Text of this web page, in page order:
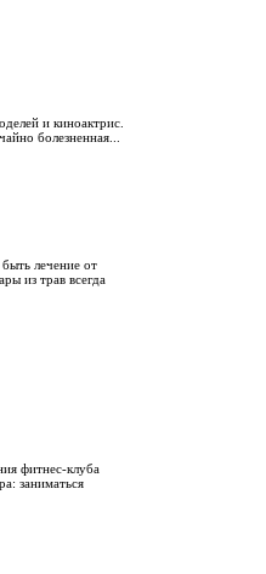
и киноактрис.
болезненная...
лечение от
из трав всегда
фитнес-клуба
заниматься